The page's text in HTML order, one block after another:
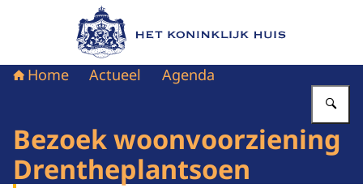
Naar de homepage van Het Koninklijk Huis
Home Actueel Agenda
Bezoek woonvoorziening
Drentheplantsoen